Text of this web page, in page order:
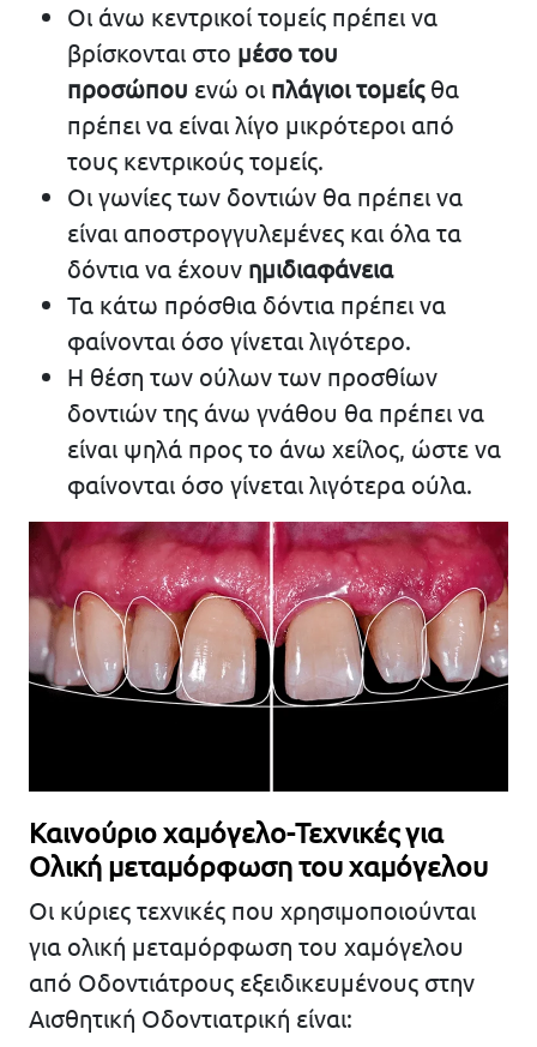
Οι άνω κεντρικοί τομείς πρέπει να
βρίσκονται στο μέσο του
προσώπου ενώ οι πλάγιοι τομείςθα
πρέπει να είναι λίγο μικρότεροι από
τους κεντρικούς τομείς.
Οι γωνίες των δοντιών θα πρέπει να
είναι αποστρογγυλεμένες και όλα τα
δόντια να έχουν ημιδιαφάνεια
Τα κάτω πρόσθια δόντια πρέπει να
φαίνονται όσο γίνεται λιγότερο.
Η θέση των ούλων των προσθίων
δοντιών της άνω γνάθου θα πρέπει να
είναι ψηλά προς το άνω χείλος, ώστε να
φαίνονται όσο γίνεται λιγότερα ούλα.
Καινούριο χαμόγελο-Τεχνικές για
Ολική μεταμόρφωση του χαμόγελου
Οι κύριες τεχνικές που χρησιμοποιούνται
για ολική μεταμόρφωση του χαμόγελου
από Οδοντιάτρους εξειδικευμένους στην
Αισθητική Οδοντιατρική είναι: